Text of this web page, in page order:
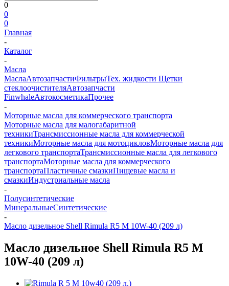
0
0
0
Главная
-
Каталог
-
Масла
МаслаАвтозапчастиФильтрыТех. жидкости Щетки
стеклоочистителяАвтозапчасти
FinwhaleАвтокосметикаПрочее
-
Моторные масла для коммерческого транспорта
Моторные масла для малогабаритной
техникиТрансмиссионные масла для коммерческой
техникиМоторные масла для мотоцикловМоторные масла для
легкового транспортаТрансмиссионные масла для легкового
транспортаМоторные масла для коммерческого
транспортаПластичные смазкиПищевые масла и
смазкиИндустриальные масла
-
Полусинтетические
МинеральныеСинтетические
-
Масло дизельное Shell Rimula R5 M 10W-40 (209 л)
Масло дизельное Shell Rimula R5 M
10W-40 (209 л)